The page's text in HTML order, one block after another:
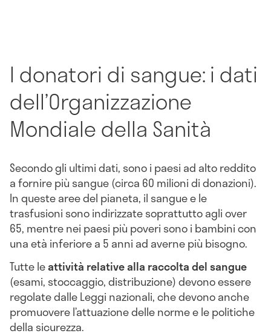
I donatori di sangue: i dati
dell’Organizzazione
Mondiale della Sanità
Secondo gli ultimi dati, sono i paesi ad alto reddito
a fornire più sangue (circa 60 milioni di donazioni).
In queste aree del pianeta, il sangue e le
trasfusioni sono indirizzate soprattutto agli over
65, mentre nei paesi più poveri sono i bambini con
una età inferiore a 5 anni ad averne più bisogno.
Tutte leattività relative alla raccolta del sangue
(esami, stoccaggio, distribuzione) devono essere
regolate dalle Leggi nazionali, che devono anche
promuovere l’attuazione delle norme e le politiche
della sicurezza.